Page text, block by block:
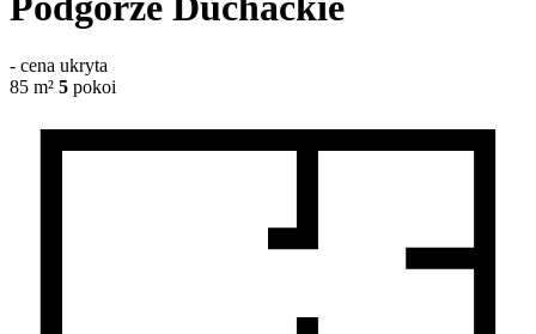
- cena ukryta
85 m² 5 pokoi